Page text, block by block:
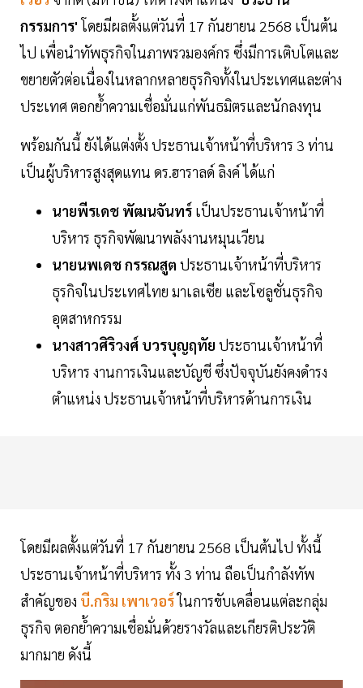
กรรมการ'โดยมีผลตั้งแต่วันที่ 17 กันยายน 2568 เป็นต้น
ไป เพื่อนำทัพธุรกิจในภาพรวมองค์กร ซึ่งมีการเติบโตและ
ขยายตัวต่อเนื่องในหลากหลายธุรกิจทั้งในประเทศและต่าง
ประเทศ ตอกย้ำความเชื่อมั่นแก่พันธมิตรและนักลงทุน
พร้อมกันนี้ ยังได้แต่งตั้ง ประธานเจ้าหน้าที่บริหาร 3 ท่าน
เป็นผู้บริหารสูงสุดแทน ดร.ฮาราลด์ ลิงค์ ได้แก่
นายพีรเดช พัฒนจันทร์ เป็นประธานเจ้าหน้าที่
บริหาร ธุรกิจพัฒนาพลังงานหมุนเวียน
นายนพเดช กรรณสูต ประธานเจ้าหน้าที่บริหาร
ธุรกิจในประเทศไทย มาเลเซีย และโซลูชั่นธุรกิจ
อุตสาหกรรม
นางสาวศิริวงศ์ บวรบุญฤทัย ประธานเจ้าหน้าที่
บริหาร งานการเงินและบัญชี ซึ่งปัจจุบันยังคงดำรง
ตำแหน่ง ประธานเจ้าหน้าที่บริหารด้านการเงิน
โดยมีผลตั้งแต่วันที่ 17 กันยายน 2568 เป็นต้นไป ทั้งนี้
ประธานเจ้าหน้าที่บริหาร ทั้ง 3 ท่าน ถือเป็นกำลังทัพ
สำคัญของ บี.กริม เพาเวอร์ในการขับเคลื่อนแต่ละกลุ่ม
ธุรกิจ ตอกย้ำความเชื่อมั่นด้วยรางวัลและเกียรติประวัติ
มากมาย ดังนี้